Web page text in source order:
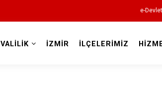
e-Devlet
VALİLİK İZMİR İLÇELERİMİZ